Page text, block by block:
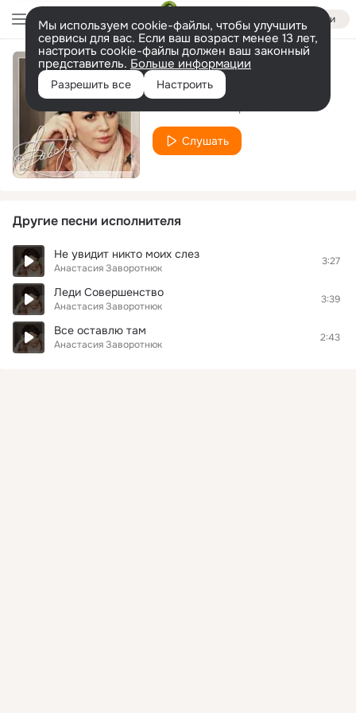
Войти
Мы используем cookie-файлы, чтобы улучшить
сервисы для вас. Если ваш возраст менее 13 лет,
настроить cookie-файлы должен ваш законный
представитель. Больше информации
Разрешить все Настроить
Ты или не ты
Слушать
Другие песни исполнителя
Не увидит никто моих слез
Анастасия Заворотнюк
3:27
Леди Совершенство
Анастасия Заворотнюк
3:39
Все оставлю там
Анастасия Заворотнюк
2:43